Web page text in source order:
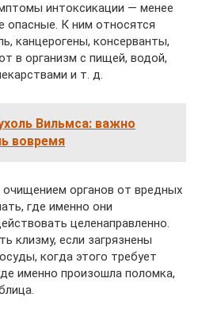
интоксикации — менее
опасные. К ним относятся
канцерогены, консерванты,
в организм с пищей, водой,
и т. д.
Вильмса: важно
вовремя
органов от вредных
где именно они
целенаправленно.
клизму, если загрязнены
когда этого требует
именно произошла поломка,